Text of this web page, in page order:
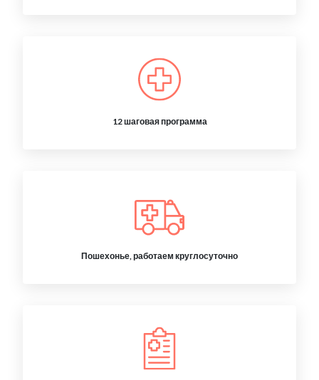
12 шаговая программа
Пошехонье, работаем круглосуточно